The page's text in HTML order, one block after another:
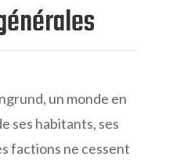
un monde en
ses habitants, ses
factions ne cessent